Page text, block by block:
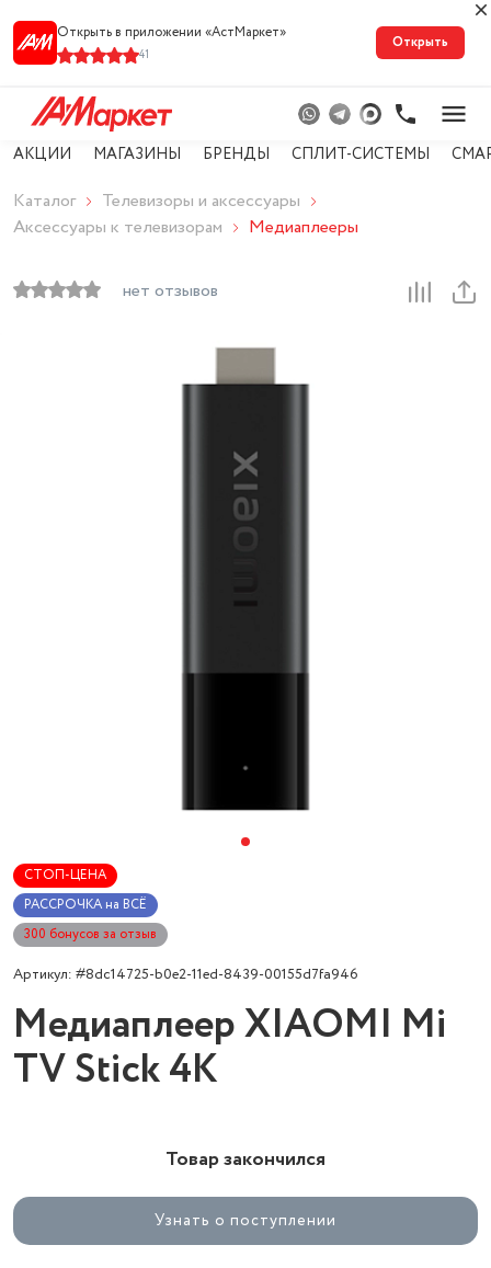
Открыть в приложении «АстМарке‪т‬»
41
Открыть
АКЦИИ МАГАЗИНЫ БРЕНДЫ СПЛИТ-СИСТЕМЫ
Каталог
Телевизоры и аксессуары
Аксессуары к телевизорам
Медиаплееры
нет отзывов
СТОП-ЦЕНА
РАССРОЧКА на ВСЁ
300 бонусов за отзыв
Артикул: #8dc14725-b0e2-11ed-8439-00155d7fa946
Медиаплеер XIAOMI Mi
TV Stick 4K
Товар закончился
Узнать о поступлении